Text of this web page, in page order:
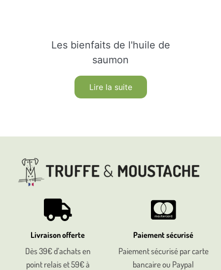
Les bienfaits de l'huile de
saumon
Lire la suite
Livraison offerte
Dès 39€ d’achats en
point relais et 59€ à
Paiement sécurisé
Paiement sécurisé par carte
bancaire ou Paypal